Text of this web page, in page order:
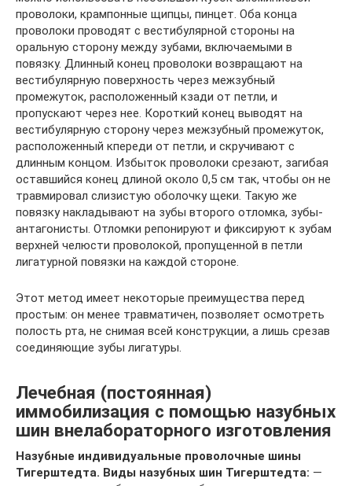
проволоки, крампонные щипцы, пинцет. Оба конца
проволоки проводят с вестибулярной стороны на
оральную сторону между зубами, включаемыми в
повязку. Длин­ный конец проволоки возвращают на
вестибулярную поверхность через межзубный
промежуток, расположенный кзади от петли, и
пропускают через нее. Короткий конец выводят на
вестибуляр­ную сторону через межзубный промежуток,
расположенный кпереди от петли, и скручивают с
длинным концом. Избыток проволоки срезают, загибая
оставшийся конец длиной около 0,5 см так, чтобы он не
травмировал слизистую оболочку щеки. Такую же
повязку накладывают на зубы второго отломка, зубы-
антаго­нисты. Отломки репонируют и фиксируют к зубам
верхней челюсти проволокой, пропущенной в петли
лигатурной повязки на каждой стороне.
Этот метод имеет некоторые преимущества пе­ред
простым: он менее травматичен, позволяет осмотреть
полость рта, не снимая всей конструкции, а лишь срезав
соединяющие зубы лигатуры.
Лечебная (постоянная)
иммобилизация с помощью назубных
шин внелабораторного изготовления
Назубные индивидуальные проволочные шины
Тигерштедта. Виды назубных шин Тигерштедта: —